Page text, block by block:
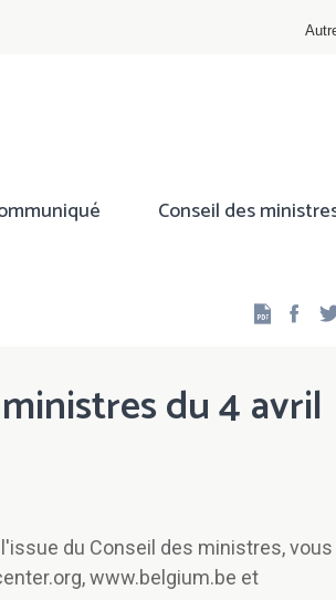
Conseil des
du 4 avril
du Conseil des ministres, vous
www.belgium.be et